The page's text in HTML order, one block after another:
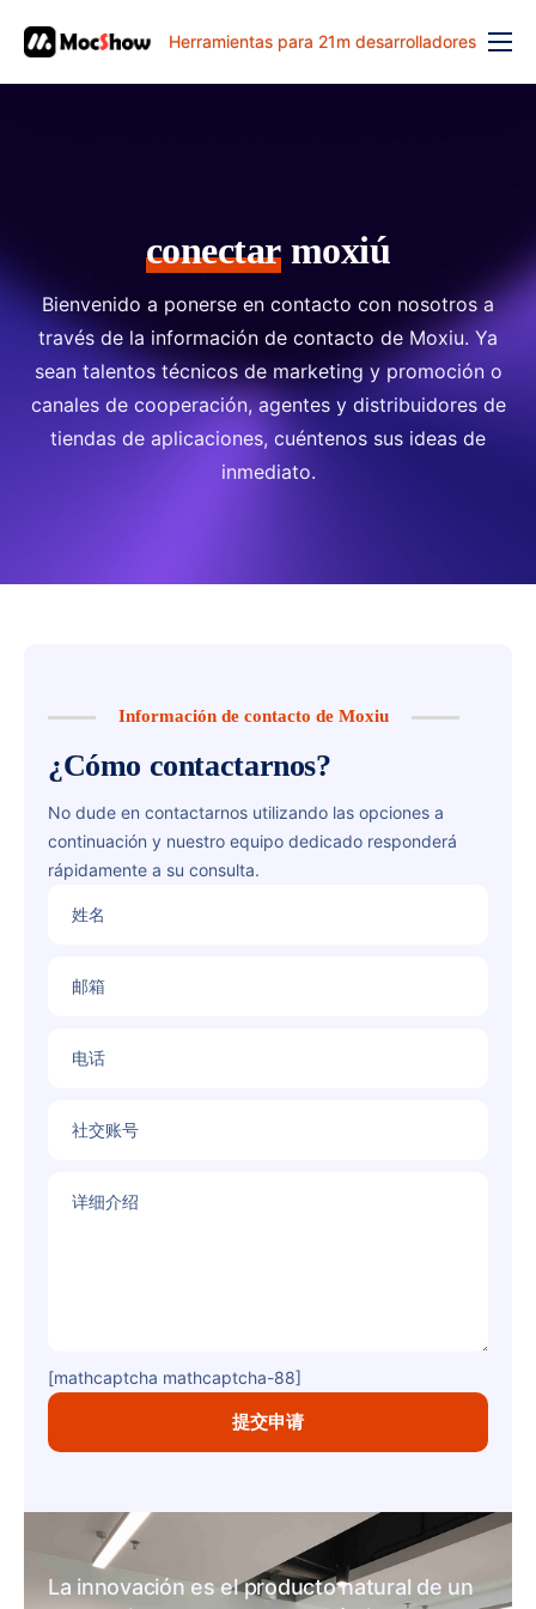
Herramientas para 21m desarrolladores
Función
banco de trabajo
conectar moxiú
Bienvenido a ponerse en contacto con nosotros a
través de la información de contacto de Moxiu. Ya
sean talentos técnicos de marketing y promoción o
canales de cooperación, agentes y distribuidores de
tiendas de aplicaciones, cuéntenos sus ideas de
inmediato.
Información de contacto de Moxiu
¿Cómo contactarnos?
No dude en contactarnos utilizando las opciones a
continuación y nuestro equipo dedicado responderá
rápidamente a su consulta.
姓名
邮箱
电话
社交账号
详细介绍
[mathcaptcha mathcaptcha-88]
La innovación es el producto natural de un